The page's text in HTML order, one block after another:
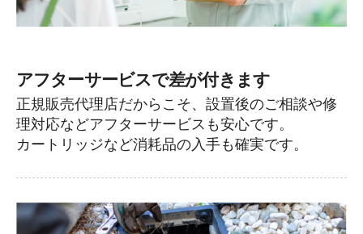
アフターサービスで差が付きます
正規販売代理店だからこそ、設置後のご相談や修
理対応などアフターサービスも安心です。
カートリッジなど消耗品の入手も確実です。